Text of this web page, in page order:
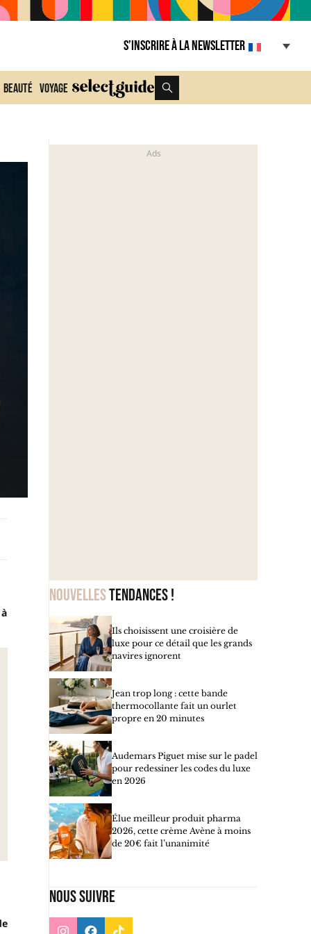
S’inscrire à la Newsletter
Beauté Voyage
Nouvellestendances !
Ils choisissent une croisière de
luxe pour ce détail que les grands
navires ignorent
Jean trop long : cette bande
thermocollante fait un ourlet
propre en 20 minutes
Audemars Piguet mise sur le padel
pour redessiner les codes du luxe
en 2026
Élue meilleur produit pharma
2026, cette crème Avène à moins
de 20€ fait l’unanimité
Nous suivre